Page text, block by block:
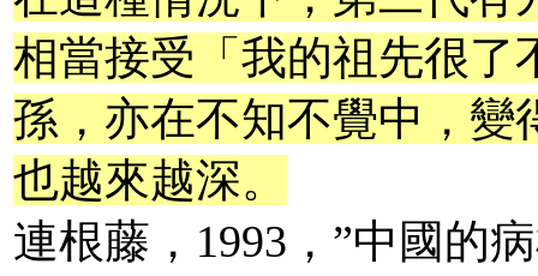
相當接受「我的祖先很了
孫，亦在不知不覺中，變
也越來越深。
連根藤，1993，”中國的